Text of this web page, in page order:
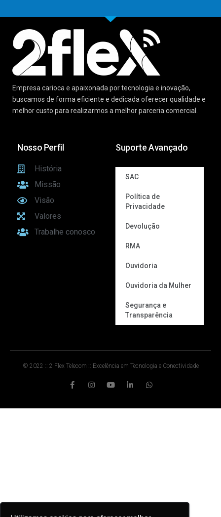
Empresa carioca e apaixonada por tecnologia e inovação,
buscamos de forma eficiente e dedicada oferecer qualidade e
melhor custo para realizarmos a melhor parceria comercial.
Nosso Perfil
História
Missão
Visão
Valores
Trabalhe conosco
Suporte Avançado
SAC
Política de
Privacidade
Devolução
RMA
Ouvidoria
Ouvidoria da Mulher
Segurança e
Transparência
© 2022 :: 2 Flex Telecom :: Excelência em Tecnologia e Conectividade